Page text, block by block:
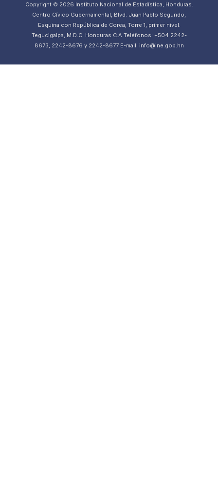
Copyright © 2026 Instituto Nacional de Estadística, Honduras.
Centro Cívico Gubernamental, Blvd. Juan Pablo Segundo,
Esquina con República de Corea, Torre 1, primer nivel.
Tegucigalpa, M.D.C. Honduras C.A Teléfonos: +504 2242-
8673, 2242-8676 y 2242-8677 E-mail: info@ine.gob.hn